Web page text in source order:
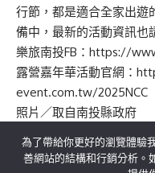
行節，都是適合全家出遊
備中，最新的活動資訊也
樂旅南投FB：https://
露營嘉年華活動官網：
event.com.tw/2025NCC
照片／取自南投縣政府
為了帶給你更好的瀏覽體驗
善網站的結構和行銷分析。